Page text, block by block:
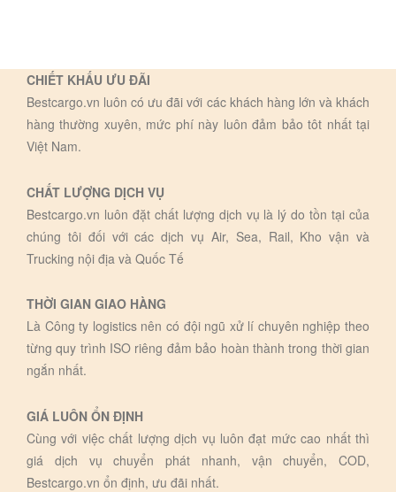
CHIẾT KHẤU ƯU ĐÃI
Bestcargo.vn luôn có ưu đãi với các khách hàng lớn và khách
hàng thường xuyên, mức phí này luôn đảm bảo tôt nhất tại
Việt Nam.
CHẤT LƯỢNG DỊCH VỤ
Bestcargo.vn luôn đặt chất lượng dịch vụ là lý do tồn tại của
chúng tôi đối với các dịch vụ Air, Sea, Rail, Kho vận và
Trucking nội địa và Quốc Tế
THỜI GIAN GIAO HÀNG
Là Công ty logistics nên có đội ngũ xử lí chuyên nghiệp theo
từng quy trình ISO riêng đảm bảo hoàn thành trong thời gian
ngắn nhất.
GIÁ LUÔN ỔN ĐỊNH
Cùng với việc chất lượng dịch vụ luôn đạt mức cao nhất thì
giá dịch vụ chuyển phát nhanh, vận chuyển, COD,
Bestcargo.vn ổn định, ưu đãi nhất.